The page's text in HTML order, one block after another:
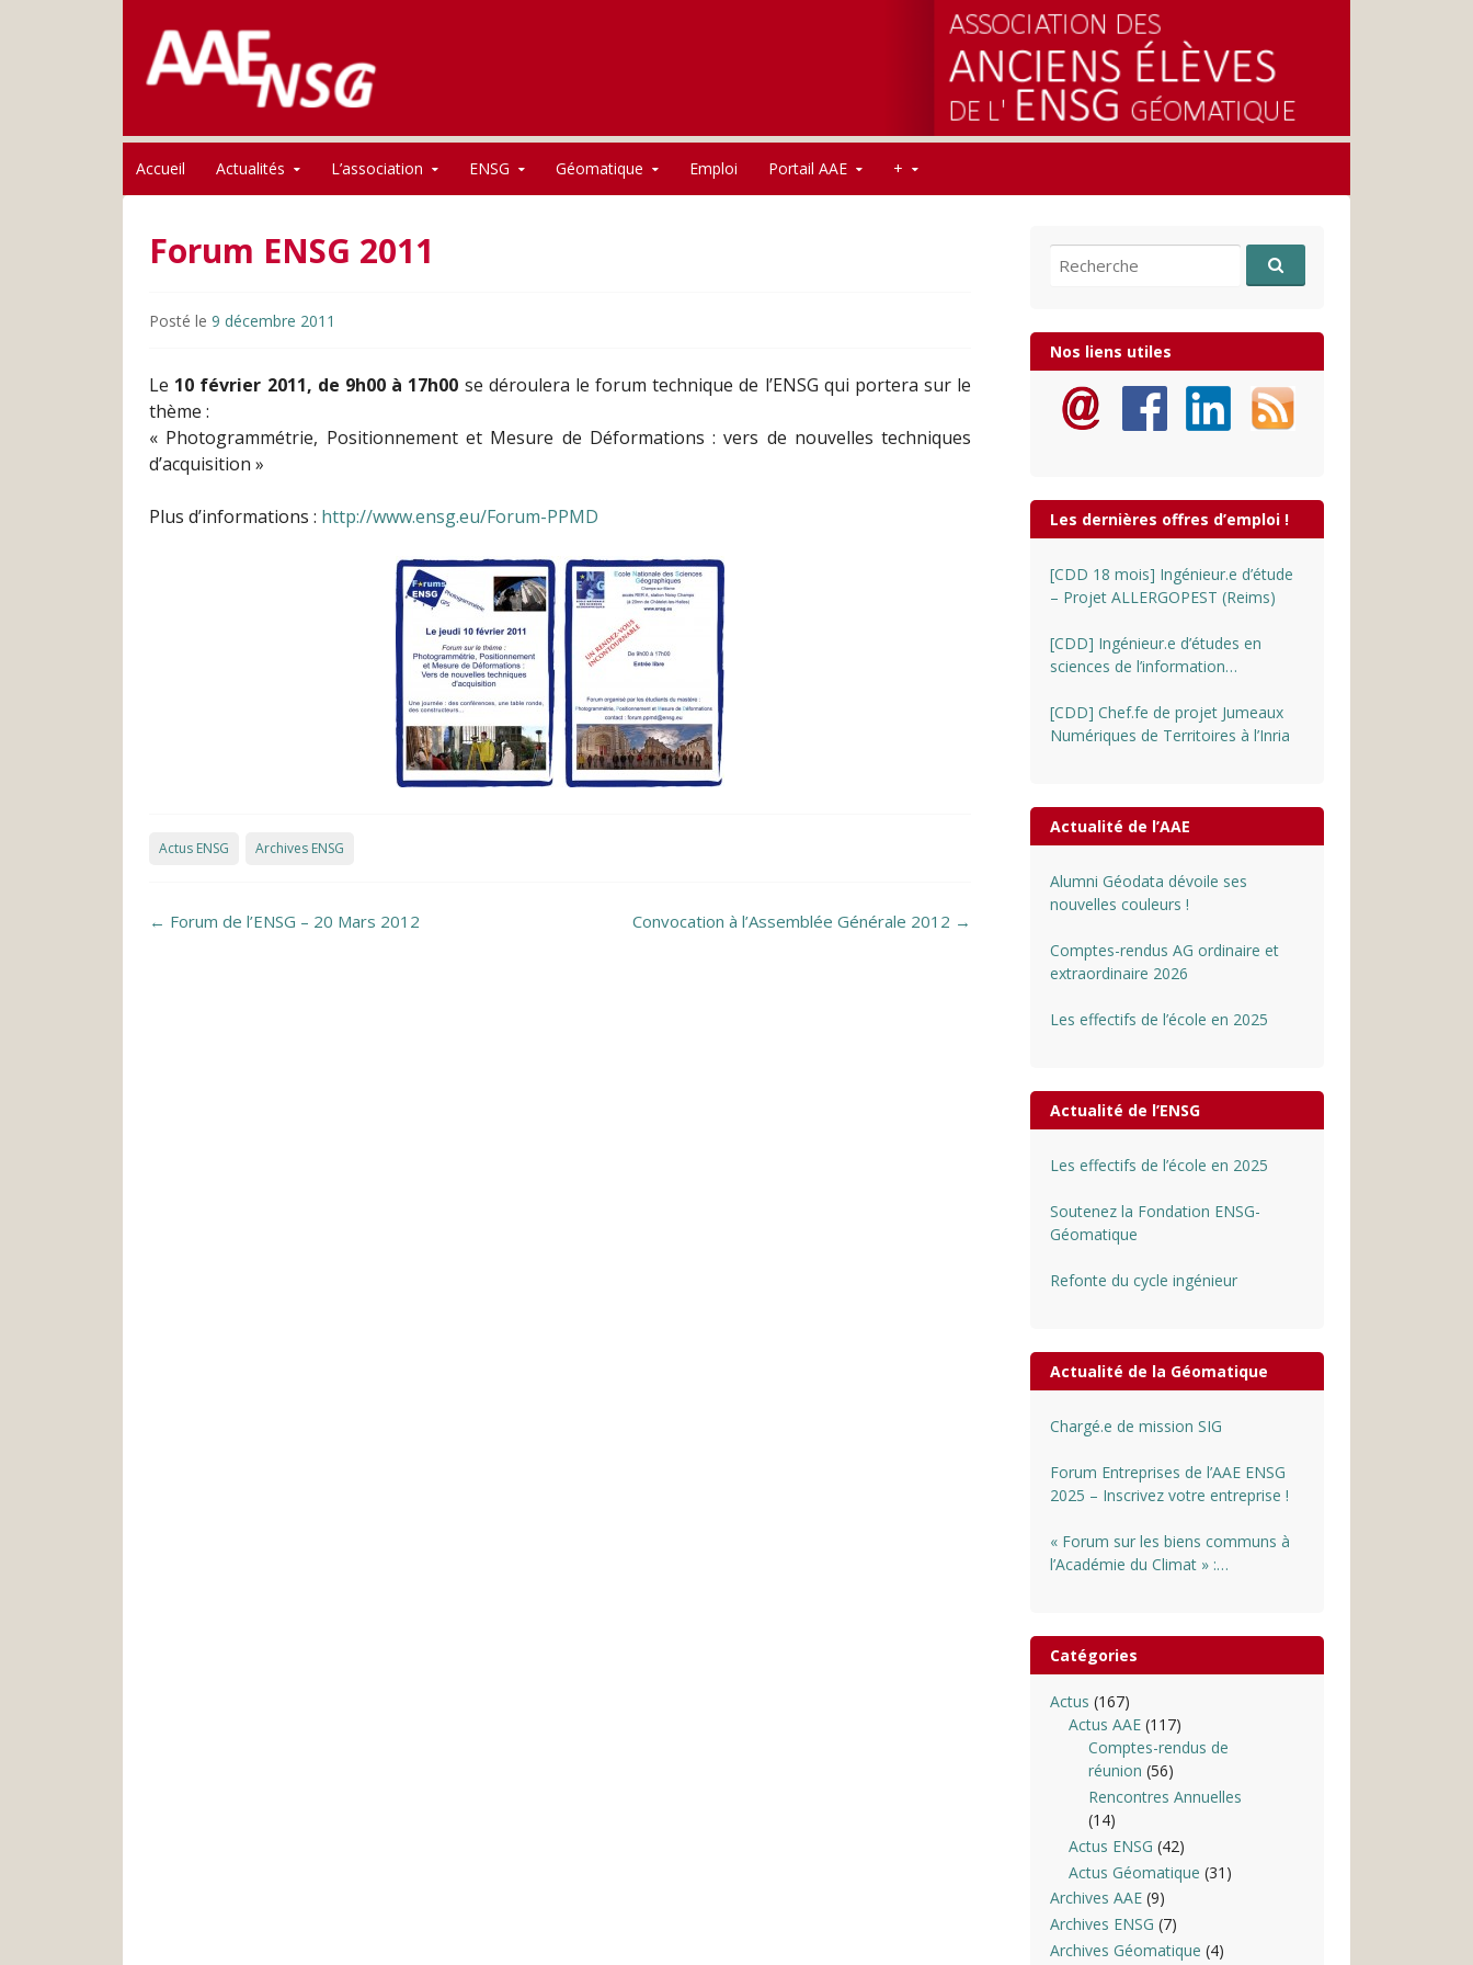
AAE-ENSG
Accueil Actualités L’association ENSG Géomatique Emploi Portail AAE +
Forum ENSG 2011
Posté le 9 décembre 2011
Le 10 février 2011, de 9h00 à 17h00 se déroulera le forum technique de l’ENSG qui portera sur le
thème :
« Photogrammétrie, Positionnement et Mesure de Déformations : vers de nouvelles techniques
d’acquisition »
Plus d’informations : http://www.ensg.eu/Forum-PPMD
Actus ENSG Archives ENSG
Post navigation
← Forum de l’ENSG – 20 Mars 2012 Convocation à l’Assemblée Générale 2012 →
Recherche pour:
Nos liens utiles
Les dernières offres d’emploi !
[CDD 18 mois] Ingénieur.e d’étude
– Projet ALLERGOPEST (Reims)
[CDD] Ingénieur.e d’études en
sciences de l’information
[CDD] Chef.fe de projet Jumeaux
Numériques de Territoires à l’Inria
Actualité de l’AAE
Alumni Géodata dévoile ses
nouvelles couleurs !
Comptes-rendus AG ordinaire et
extraordinaire 2026
Les effectifs de l’école en 2025
Actualité de l’ENSG
Les effectifs de l’école en 2025
Soutenez la Fondation ENSG-
Géomatique
Refonte du cycle ingénieur
Actualité de la Géomatique
Chargé.e de mission SIG
Forum Entreprises de l’AAE ENSG
2025 – Inscrivez votre entreprise !
« Forum sur les biens communs à
l’Académie du Climat » :
Catégories
Actus (167)
Actus AAE (117)
Comptes-rendus de
réunion (56)
Rencontres Annuelles
(14)
Actus ENSG (42)
Actus Géomatique (31)
Archives AAE(9)
Archives ENSG (7)
Archives Géomatique (4)